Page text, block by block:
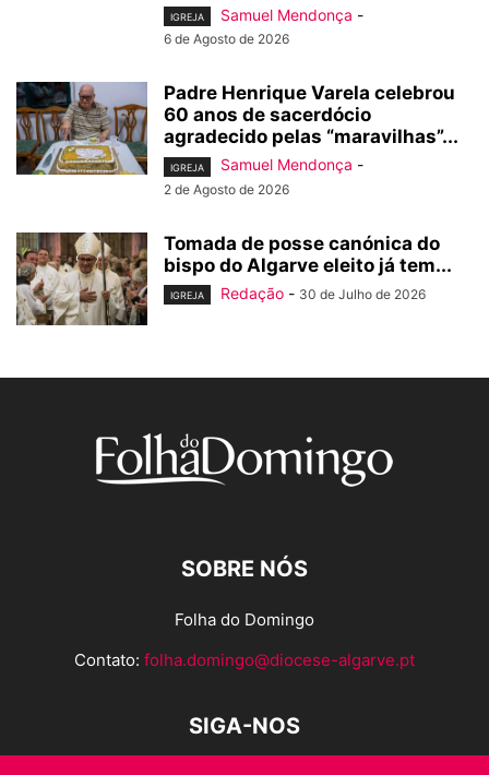
IGREJA Samuel Mendonça -
6 de Agosto de 2026
Padre Henrique Varela celebrou
60 anos de sacerdócio
agradecido pelas “maravilhas”...
IGREJA Samuel Mendonça -
2 de Agosto de 2026
Tomada de posse canónica do
bispo do Algarve eleito já tem...
IGREJA Redação - 30 de Julho de 2026
SOBRE NÓS
Folha do Domingo
Contato: folha.domingo@diocese-algarve.pt
SIGA-NOS